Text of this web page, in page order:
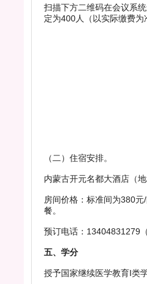
扫描下方二维码在会议系
定为400人（以实际缴费为
（二）住宿安排。
内蒙古开元名都大酒店（
房间价格：标准间为380
餐。
预订电话：13404831279
五、学分
授予国家继续医学教育I类